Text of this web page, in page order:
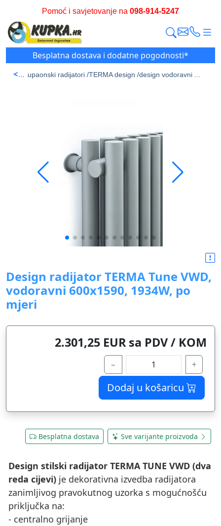
Pomoć i savjetovanje na 098-914-5247
Besplatna dostava i dodatne pogodnosti*
<
stran /Kupaonski radijatori /TERMA design /design vodoravni ...
Design radijator TERMA Tune VWD,
vodoravni 600x1590, 1934W, po
mjeri
2.301,25 EUR sa PDV / KOM
− +
Dodaj u košaricu
Besplatna dostava Sve varijante proizvoda
Design stilski radijator TERMA TUNE VWD (dva
reda cijevi) je dekorativna izvedba radijatora
zanimljivog pravokutnog uzorka s mogućnošću
priključka na:
- centralno grijanje